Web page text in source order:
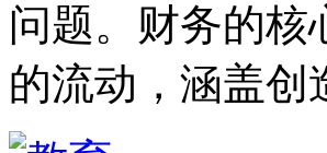
问题。财务的核
的流动，涵盖创